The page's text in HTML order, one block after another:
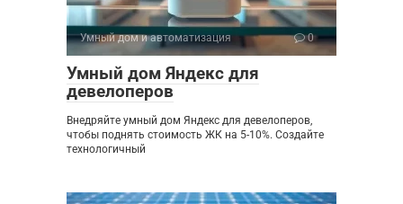
Умный дом и автоматизация 0
Умный дом Яндекс для
девелоперов
Внедряйте умный дом Яндекс для девелоперов,
чтобы поднять стоимость ЖК на 5-10%. Создайте
технологичный